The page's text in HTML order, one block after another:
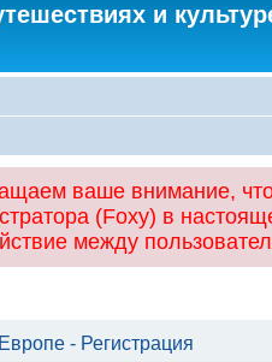
и
ваше внимание,
(Foxy) в
между
- Регистрация